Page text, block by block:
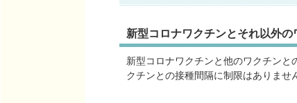
新型コロナワクチンとそれ以外
新型コロナワクチンと他のワクチン
クチンとの接種間隔に制限はありませ